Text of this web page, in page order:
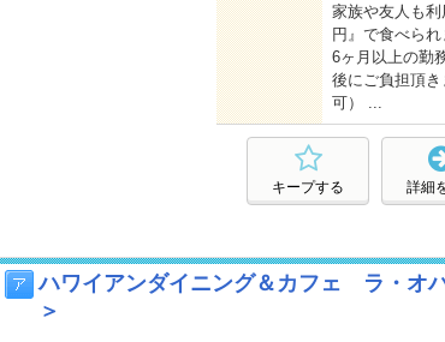
家族や友人も
円』で食べら
6ヶ月以上の勤
後にご負担頂
可） ...
詳細
キープする
ハワイアンダイニング＆カフェ ラ・オ
＞